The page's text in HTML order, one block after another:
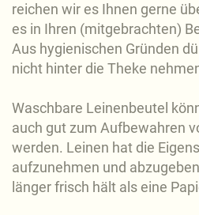
reichen wir es Ihnen gerne
es in Ihren (mitgebrachten)
Aus hygienischen Gründen
nicht hinter die Theke
Waschbare Leinenbeutel
auch gut zum Aufbewahren
werden. Leinen hat die
aufzunehmen und
länger frisch hält als eine